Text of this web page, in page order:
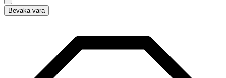
Bevaka vara